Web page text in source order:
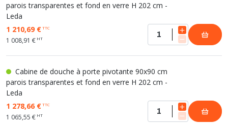
parois transparentes et fond en verre H 202 cm -
Leda
1 210,69 €TTC
1 008,91 € HT
Cabine de douche à porte pivotante 90x90 cm
parois transparentes et fond en verre H 202 cm -
Leda
1 278,66 €TTC
1 065,55 € HT